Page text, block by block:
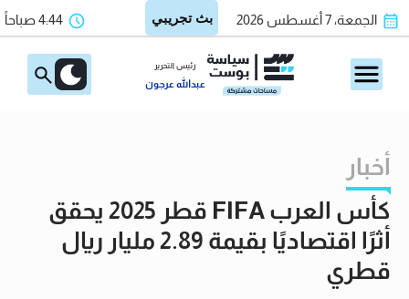
الجمعة، 7 أغسطس 2026 4:44 صباحاً
رئيس التحرير
عبدالله عرجون
أخبار
كأس العرب FIFA قطر 2025 يحقق
أثرًا اقتصاديًا بقيمة 2.89 مليار ريال
قطري